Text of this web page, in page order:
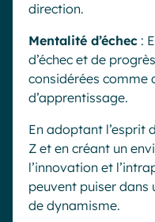
direction.
Mentalité d’échec :
d’échec et de
considérées comme
d’apprentissage.
En adoptant l’esprit
Z et en créant un
l’innovation et
peuvent puiser dans
de dynamisme.